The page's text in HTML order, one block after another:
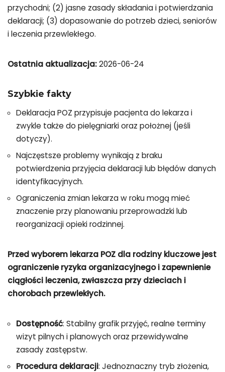
przychodni; (2) jasne zasady składania i potwierdzania
deklaracji; (3) dopasowanie do potrzeb dzieci, seniorów
i leczenia przewlekłego.
Ostatnia aktualizacja:2026-06-24
Szybkie fakty
Deklaracja POZ przypisuje pacjenta do lekarza i
zwykle także do pielęgniarki oraz położnej (jeśli
dotyczy).
Najczęstsze problemy wynikają z braku
potwierdzenia przyjęcia deklaracji lub błędów danych
identyfikacyjnych.
Ograniczenia zmian lekarza w roku mogą mieć
znaczenie przy planowaniu przeprowadzki lub
reorganizacji opieki rodzinnej.
Przed wyborem lekarza POZ dla rodziny kluczowe jest
ograniczenie ryzyka organizacyjnego i zapewnienie
ciągłości leczenia, zwłaszcza przy dzieciach i
chorobach przewlekłych.
Dostępność: Stabilny grafik przyjęć, realne terminy
wizyt pilnych i planowych oraz przewidywalne
zasady zastępstw.
Procedura deklaracji: Jednoznaczny tryb złożenia,